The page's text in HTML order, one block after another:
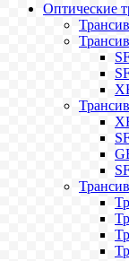
Оптические